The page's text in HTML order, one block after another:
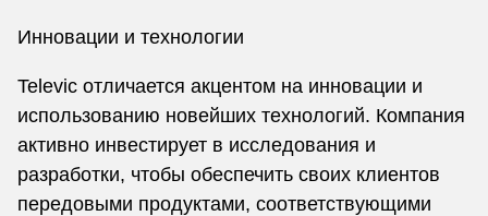
Инновации и технологии
Televic отличается акцентом на инновации и
использованию новейших технологий. Компания
активно инвестирует в исследования и
разработки, чтобы обеспечить своих клиентов
передовыми продуктами, соответствующими